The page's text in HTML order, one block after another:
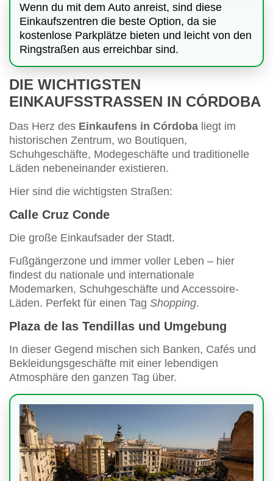
Wenn du mit dem Auto anreist, sind diese
Einkaufszentren die beste Option, da sie
kostenlose Parkplätze bieten und leicht von den
Ringstraßen aus erreichbar sind.
DIE WICHTIGSTEN
EINKAUFSSTRASSEN IN CÓRDOBA
Das Herz des Einkaufens in Córdoba liegt im
historischen Zentrum, wo Boutiquen,
Schuhgeschäfte, Modegeschäfte und traditionelle
Läden nebeneinander existieren.
Hier sind die wichtigsten Straßen:
Calle Cruz Conde
Die große Einkaufsader der Stadt.
Fußgängerzone und immer voller Leben – hier
findest du nationale und internationale
Modemarken, Schuhgeschäfte und Accessoire-
Läden. Perfekt für einen Tag Shopping.
Plaza de las Tendillas und Umgebung
In dieser Gegend mischen sich Banken, Cafés und
Bekleidungsgeschäfte mit einer lebendigen
Atmosphäre den ganzen Tag über.